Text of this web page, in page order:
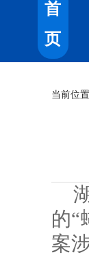
首
页
当前位置
的“
案